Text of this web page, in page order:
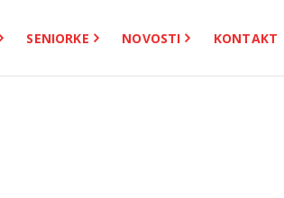
SENIORKE NOVOSTI KONTAKT